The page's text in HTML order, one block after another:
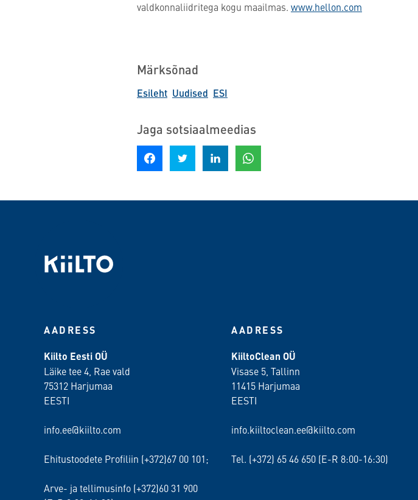
valdkonnaliidritega kogu maailmas. www.hellon.com
Märksõnad
Esileht Uudised ESI
Jaga sotsiaalmeedias
Jaga FacebookisJagage Twitteris Jaga LinkedInis
AADRESS
Kiilto Eesti OÜ
Läike tee 4, Rae vald
75312 Harjumaa
EESTI
info.ee@kiilto.com
Ehitustoodete Profiliin (+372)67 00 101;
Arve- ja tellimusinfo (+372)60 31 900
AADRESS
KiiltoClean OÜ
Visase 5, Tallinn
11415 Harjumaa
EESTI
info.kiiltoclean.ee@kiilto.com
Tel. (+372) 65 46 650 (E-R 8:00-16:30)